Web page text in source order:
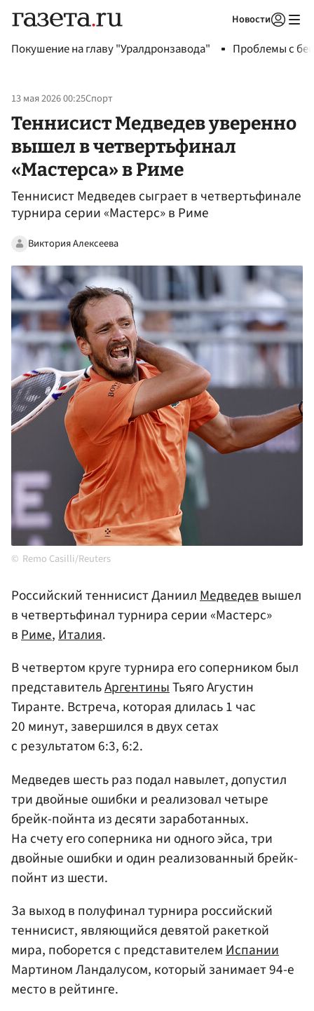
Новости
Покушение на главу "Уралдронзавода" Проблемы с
13 мая 2026 00:25Спорт
Теннисист Медведев уверенно
вышел в четвертьфинал
«Мастерса» в Риме
Теннисист Медведев сыграет в четвертьфинале
турнира серии «Мастерс» в Риме
Виктория Алексеева
Remo Casilli/Reuters
Российский теннисист ДаниилМедведеввышел
в четвертьфинал турнира серии «Мастерс»
вРиме,Италия.
В четвертом круге турнира его соперником был
представительАргентиныТьяго Агустин
Тиранте. Встреча, которая длилась 1 час
20 минут, завершился в двух сетах
с результатом 6:3, 6:2.
Медведев шесть раз подал навылет, допустил
три двойные ошибки и реализовал четыре
брейк-пойнта из десяти заработанных.
На счету его соперника ни одного эйса, три
двойные ошибки и один реализованный брейк-
пойнт из шести.
За выход в полуфинал турнира российский
теннисист, являющийся девятой ракеткой
мира, поборется с представителемИспании
Мартином Ландалусом, который занимает 94-е
место в рейтинге.